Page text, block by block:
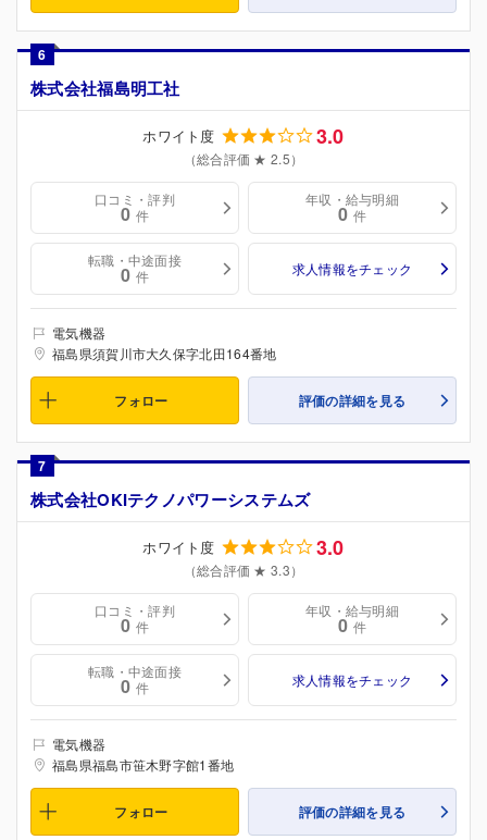
6
株式会社福島明工社
ホワイト度 3.0
（総合評価 ★ 2.5）
口コミ・評判
0 件
年収・給与明細
0 件
転職・中途面接
0 件 求人情報をチェック
電気機器
福島県須賀川市大久保字北田164番地
フォロー 評価の詳細を見る
7
株式会社OKIテクノパワーシステムズ
ホワイト度 3.0
（総合評価 ★ 3.3）
口コミ・評判
0 件
年収・給与明細
0 件
転職・中途面接
0 件 求人情報をチェック
電気機器
福島県福島市笹木野字館1番地
フォロー 評価の詳細を見る